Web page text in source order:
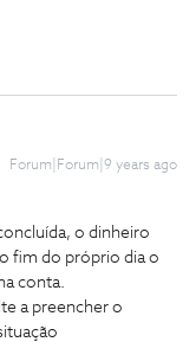
Forum|Forum|9 years ago
o dinheiro
fim do próprio dia o
conta.
a preencher o